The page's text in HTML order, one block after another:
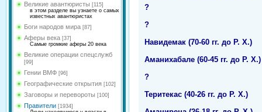
Великие авантюристы [115]
в этом разделе вы узнаете о самых
известных авантюристах
Боги народов мира [87]
Аферы века [37]
Самые громкие аферы 20 века
Великие операции спецслужб
[99]
Гении ВМФ [96]
Географические открытия [102]
Заговоры и перевороты [100]
Правители [1934]
?
?
Навидемак (70-60 гг. до Р. Х.)
Аманихабале (60-45 гг. до Р. Х.)
?
Теритекас (40-26 гг. до Р. Х.)